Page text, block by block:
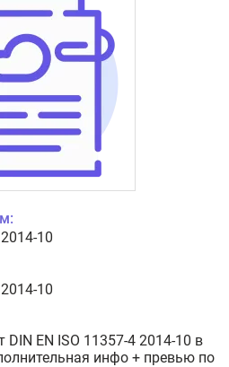
10
10
EN ISO 11357-4 2014-10 в
инфо + превью по